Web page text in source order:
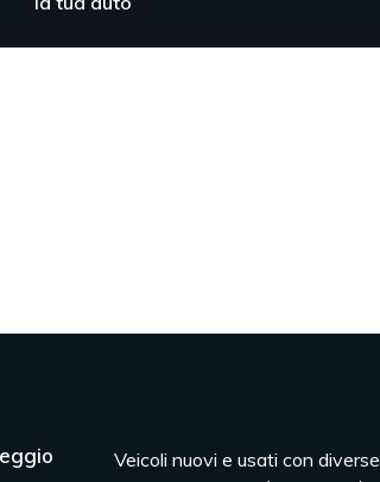
Veicoli nuovi e usati con diverse